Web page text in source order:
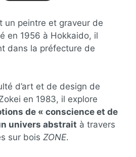
un peintre et graveur de
en 1956 à Hokkaido, il
dans la préfecture de
d’art et de design de
en 1983, il explore
de « conscience et de
univers abstrait à travers
sur bois ZONE.